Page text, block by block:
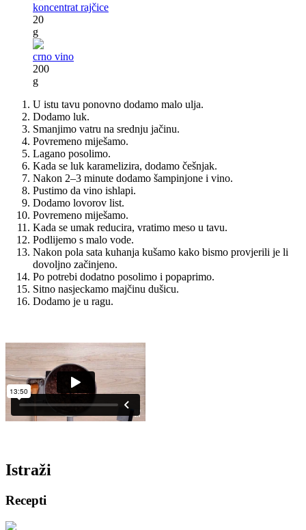
koncentrat rajčice
20
g
crno vino
200
g
U istu tavu ponovno dodamo malo ulja.
Dodamo luk.
Smanjimo vatru na srednju jačinu.
Povremeno miješamo.
Lagano posolimo.
Kada se luk karamelizira, dodamo češnjak.
Nakon 2–3 minute dodamo šampinjone i vino.
Pustimo da vino ishlapi.
Dodamo lovorov list.
Povremeno miješamo.
Kada se umak reducira, vratimo meso u tavu.
Podlijemo s malo vode.
Nakon pola sata kuhanja kušamo kako bismo provjerili je li
dovoljno začinjeno.
Po potrebi dodatno posolimo i popaprimo.
Sitno nasjeckamo majčinu dušicu.
Dodamo je u ragu.
Istraži
Recepti